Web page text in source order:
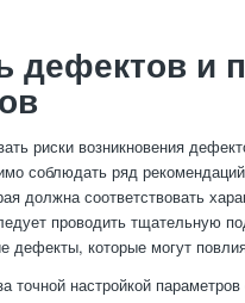
дефектов и
риски возникновения
соблюдать ряд
должна соответствовать
проводить тщательную
дефекты, которые могут
точной настройкой